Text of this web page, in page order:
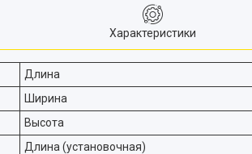
Характеристики
Длина
Ширина
Высота
Длина (установочная)